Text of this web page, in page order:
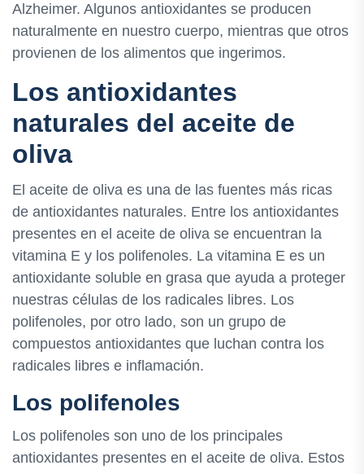
Alzheimer. Algunos antioxidantes se producen
naturalmente en nuestro cuerpo, mientras que otros
provienen de los alimentos que ingerimos.
Los antioxidantes
naturales del aceite de
oliva
El aceite de oliva es una de las fuentes más ricas
de antioxidantes naturales. Entre los antioxidantes
presentes en el aceite de oliva se encuentran la
vitamina E y los polifenoles. La vitamina E es un
antioxidante soluble en grasa que ayuda a proteger
nuestras células de los radicales libres. Los
polifenoles, por otro lado, son un grupo de
compuestos antioxidantes que luchan contra los
radicales libres e inflamación.
Los polifenoles
Los polifenoles son uno de los principales
antioxidantes presentes en el aceite de oliva. Estos